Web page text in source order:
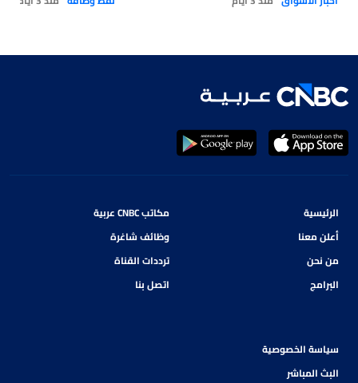
الرئيسية
أعلن معنا
من نحن
البرامج
مكاتب CNBC عربية
وظائف شاغرة
ترددات القناة
اتصل بنا
سياسة الخصوصية
البث المباشر